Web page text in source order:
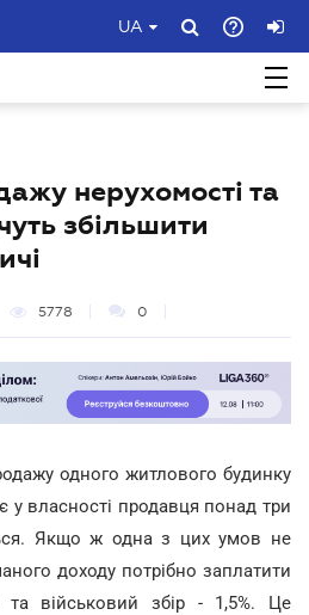
UA
нерухомості та
збільшити
5778 0
одного житлового будинку
у власності продавця понад три
Якщо ж одна з цих умов не
доходу потрібно заплатити
та військовий збір - 1,5%. Це